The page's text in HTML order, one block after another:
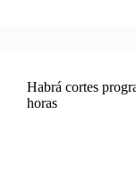
Habrá cortes
horas